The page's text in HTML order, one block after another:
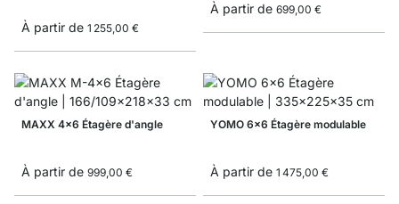
À partir de 1 255,00 €
À partir de 699,00 €
MAXX 4x6 Étagère d'angle
À partir de 999,00 €
YOMO 6x6 Étagère modulable
À partir de 1 475,00 €